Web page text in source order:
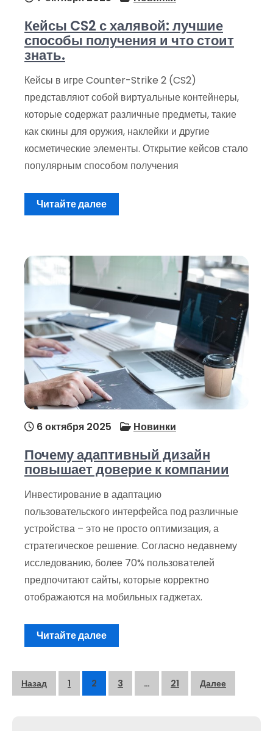
Кейсы CS2 с халявой: лучшие
способы получения и что стоит
знать.
Кейсы в игре Counter-Strike 2 (CS2)
представляют собой виртуальные контейнеры,
которые содержат различные предметы, такие
как скины для оружия, наклейки и другие
косметические элементы. Открытие кейсов стало
популярным способом получения
Читайте далее
6 октября 2025 Новинки
Почему адаптивный дизайн
повышает доверие к компании
Инвестирование в адаптацию
пользовательского интерфейса под различные
устройства – это не просто оптимизация, а
стратегическое решение. Согласно недавнему
исследованию, более 70% пользователей
предпочитают сайты, которые корректно
отображаются на мобильных гаджетах.
Читайте далее
Пагинация
Назад 1 2 3 … 21 Далее